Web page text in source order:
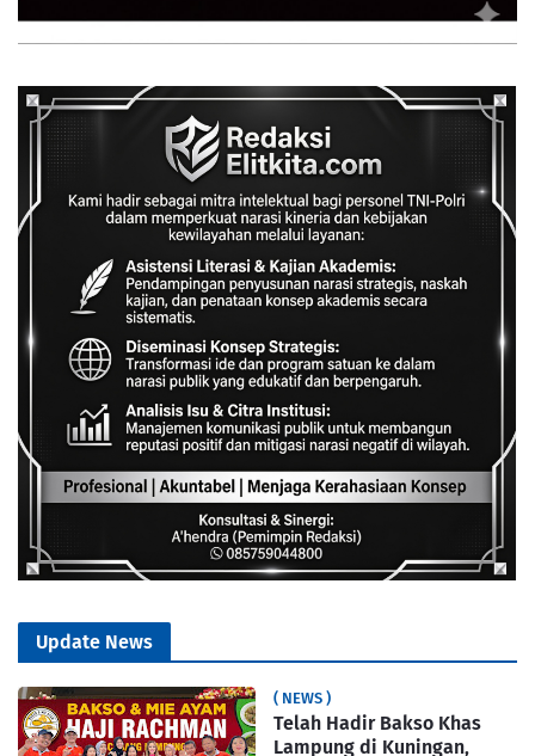
Update News
( NEWS )
Telah Hadir Bakso Khas
Lampung di Kuningan,